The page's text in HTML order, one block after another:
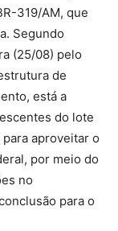
319/AM, que
Segundo
(25/08) pelo
de
está a
do lote
aproveitar o
por meio do
no
para o